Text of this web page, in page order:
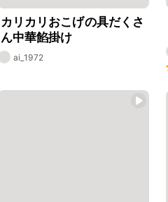
カリカリおこげの具だくさ
ん中華餡掛け
ai_1972